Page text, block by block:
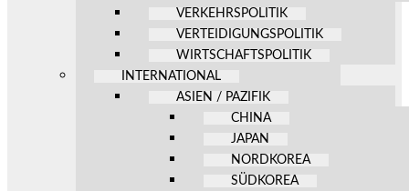
VERKEHRSPOLITIK
VERTEIDIGUNGSPOLITIK
WIRTSCHAFTSPOLITIK
INTERNATIONAL
ASIEN / PAZIFIK
CHINA
JAPAN
NORDKOREA
SÜDKOREA